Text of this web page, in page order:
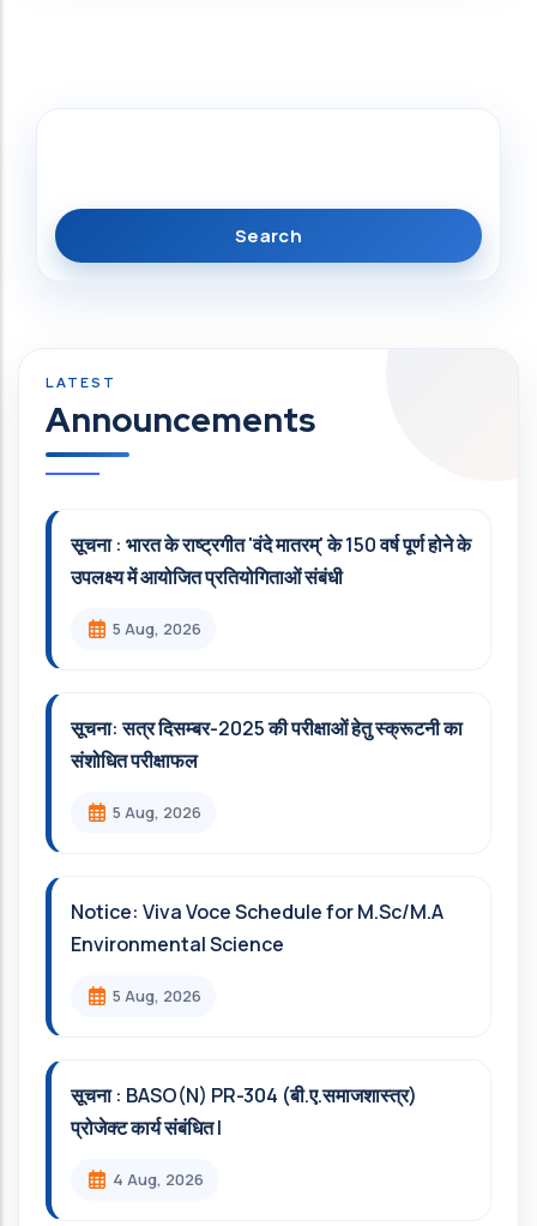
Announcements
सूचना : भारत के राष्ट्रगीत 'वंदे मातरम्' के 150 वर्ष पूर्ण होने के
उपलक्ष्य में आयोजित प्रतियोगिताओं संबंधी
5 Aug, 2026
सूचना: सत्र दिसम्‍बर-2025 की परीक्षाओं हेतु स्क्रूटनी का
संशोधित परीक्षाफल
5 Aug, 2026
Notice: Viva Voce Schedule for M.Sc/M.A
Environmental Science
5 Aug, 2026
सूचना : BASO(N) PR-304 (बी.ए.समाजशास्त्र)
प्रोजेक्ट कार्य संबंधित l
4 Aug, 2026